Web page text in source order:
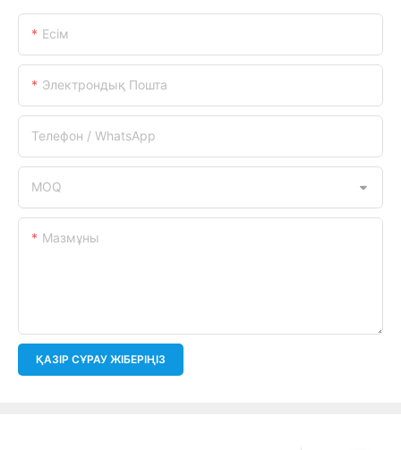
Есім
Электрондық Пошта
Телефон / WhatsApp
MOQ
Мазмұны
ҚАЗІР СҰРАУ ЖІБЕРІҢІЗ